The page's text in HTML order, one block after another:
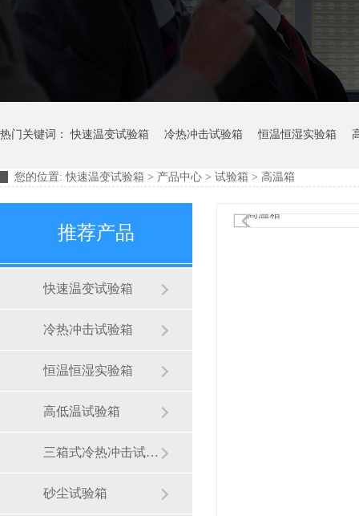
热门关键词：快速温变试验箱 冷热冲击试验箱 恒温恒湿实验箱
摆管淋雨试验装置 淋雨试验箱
您的位置:快速温变试验箱 > 产品中心 > 试验箱 > 高温箱
推荐产品
快速温变试验箱
冷热冲击试验箱
恒温恒湿实验箱
高低温试验箱
三箱式冷热冲击试验箱
砂尘试验箱